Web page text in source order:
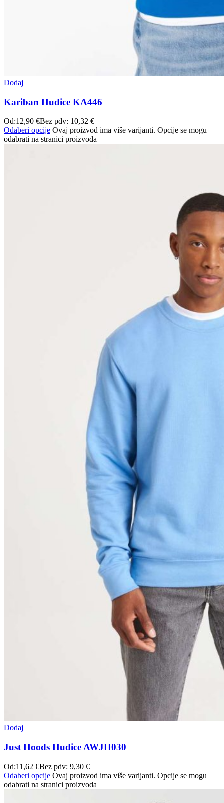
Dodaj
Kariban Hudice KA446
Od:12,90 €Bez pdv: 10,32 €
Odaberi opcije Ovaj proizvod ima više varijanti. Opcije se mogu
odabrati na stranici proizvoda
Dodaj
Just Hoods Hudice AWJH030
Od:11,62 €Bez pdv: 9,30 €
Odaberi opcije Ovaj proizvod ima više varijanti. Opcije se mogu
odabrati na stranici proizvoda